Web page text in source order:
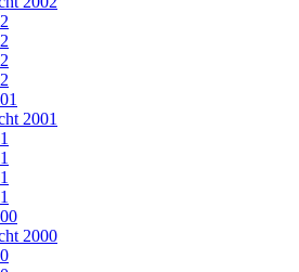
2001
2000